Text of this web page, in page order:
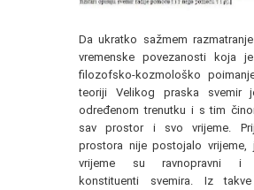
Da ukratko sažmem
vremenske povezanosti koja
filozofsko-kozmološko
teoriji Velikog praska svemir
određenom trenutku i s tim
sav prostor i svo vrijeme.
prostora nije postojalo
vrijeme su ravnopravni i
konstituenti svemira. Iz